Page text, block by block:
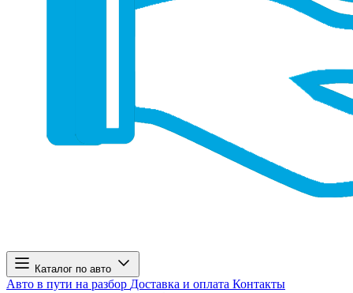
Каталог по авто
Авто в пути на разбор Доставка и оплата Контакты